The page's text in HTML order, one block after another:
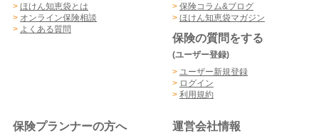
> ほけん知恵袋とは
> オンライン保険相談
> よくある質問
> 保険コラム&ブログ
> ほけん知恵袋マガジン
保険の質問をする
(ユーザー登録)
> ユーザー新規登録
> ログイン
> 利用規約
保険プランナーの方へ 運営会社情報